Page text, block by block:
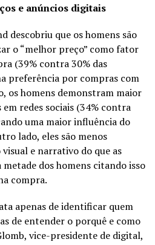
e anúncios digitais
descobriu que os homens são
o “melhor preço” como fator
(39% contra 30% das
preferência por compras com
os homens demonstram maior
redes sociais (34% contra
uma maior influência do
lado, eles são menos
e narrativo do que as
dos homens citando isso
compra.
apenas de identificar quem
de entender o porquê e como
vice-presidente de digital,